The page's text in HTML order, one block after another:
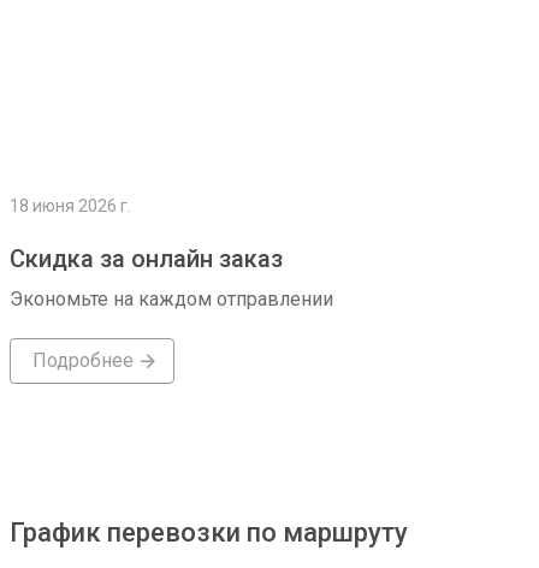
18 июня 2026 г.
Скидка за онлайн заказ
Экономьте на каждом отправлении
Подробнее
График перевозки по маршруту